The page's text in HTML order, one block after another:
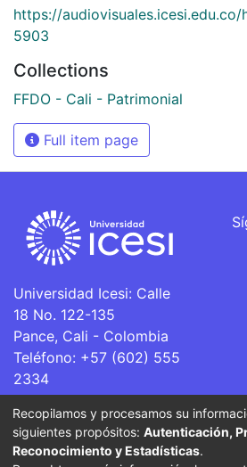
https://
5903
Collections
FFDO - Cali - Patrimonial
Full item page
Universidad Icesi: Calle
18 No. 122-135
Pance, Cali - Colombia
Teléfono: +57 (602) 555
2334
ventanillaunica@icesi.edu.co
La Universidad Icesi es una
Recopilamos y procesamos su
siguientes propósitos: Autenticación,
Reconocimiento y Estadísticas.